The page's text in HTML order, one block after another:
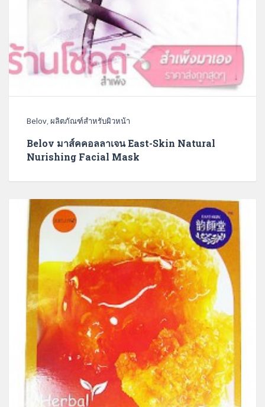
Belov,ผลิตภัณฑ์สำหรับผิวหน้า
Belov มาส์คคอลลาเจน East-Skin Natural
Nurishing Facial Mask